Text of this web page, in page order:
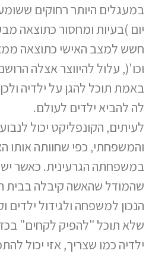
במעגלים היותר רחוקים
יום )בעיות ומחסור כתוצאה
חשש למצב האישי כתוצאה
וכו'(, עלול להיווצר אצלה
באמת תוכל להגן על ילדיה
לה להביא ילדים לעולם.
לעיתים, הקונפליקט יכול
והמשפחתי, כפי שחוותה אותו
במשפחתה הגרעינית. כאשר
שהמודל שהאשה קיבלה בבית
הנכון למשפחה ולגידול ילדים
שלא תוכל "להפיק לקחים"
ילדיה כמו שצריך, אזי יכול